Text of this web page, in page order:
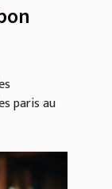
paris au